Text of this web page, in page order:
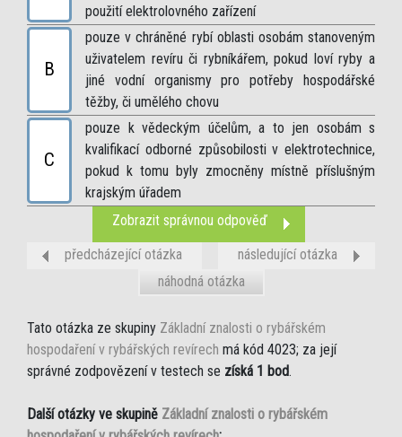
použití elektrolovného zařízení
B
pouze v chráněné rybí oblasti osobám stanoveným
uživatelem revíru či rybníkářem, pokud loví ryby a
jiné vodní organismy pro potřeby hospodářské
těžby, či umělého chovu
C
pouze k vědeckým účelům, a to jen osobám s
kvalifikací odborné způsobilosti v elektrotechnice,
pokud k tomu byly zmocněny místně příslušným
krajským úřadem
Zobrazit správnou odpověď
předcházející otázka
následující otázka
náhodná otázka
Tato otázka ze skupiny Základní znalosti o rybářském
hospodaření v rybářských revírech má kód 4023; za její
správné zodpovězení v testech se získá 1 bod.
Další otázky ve skupině Základní znalosti o rybářském